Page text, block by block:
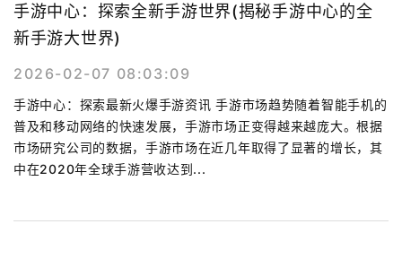
手游中心：探索全新手游世界(揭秘手游中心的全
新手游大世界)
2026-02-07 08:03:09
手游中心：探索最新火爆手游资讯 手游市场趋势随着智能手机的
普及和移动网络的快速发展，手游市场正变得越来越庞大。根据
市场研究公司的数据，手游市场在近几年取得了显著的增长，其
中在2020年全球手游营收达到...